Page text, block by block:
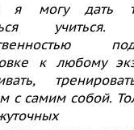
я могу дать
к любому
с самим собой.